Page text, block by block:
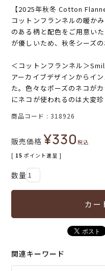
【2025年秋冬 Cotton
コットンフランネルの暖か
のある柄と配色をご用意い
が優しいため、秋冬シーズ
＜コットンフランネル＞
アーカイブデザインからイ
た。色々なポーズのネコが
にネコが使われるのは大変珍
商品コード 318926
販売価格 ¥330税込
[ 15 ポイント進呈 ]
カー
関連キーワード